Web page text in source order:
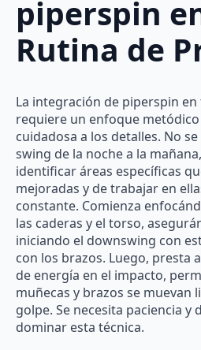
piperspin
Rutina de
La integración de piperspin
requiere un enfoque
cuidadosa a los detalles. No
swing de la noche a la
identificar áreas específicas
mejoradas y de trabajar en
constante. Comienza
las caderas y el torso,
iniciando el downswing con
con los brazos. Luego, presta
de energía en el impacto,
muñecas y brazos se muevan
golpe. Se necesita paciencia y
dominar esta técnica.